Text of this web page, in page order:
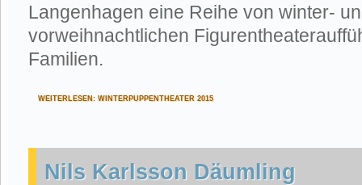
Langenhagen eine Reihe von winter-
vorweihnachtlichen
Familien.
WEITERLESEN: WINTERPUPPENTHEATER 2015
Nils Karlsson Däumling